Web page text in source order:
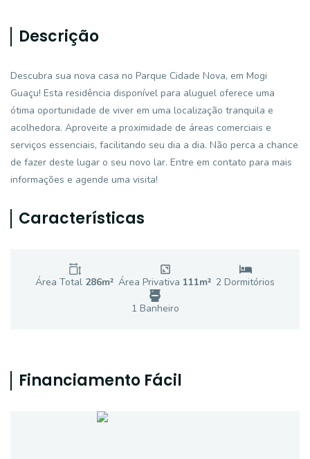
Descrição
Descubra sua nova casa no Parque Cidade Nova, em Mogi
Guaçu! Esta residência disponível para aluguel oferece uma
ótima oportunidade de viver em uma localização tranquila e
acolhedora. Aproveite a proximidade de áreas comerciais e
serviços essenciais, facilitando seu dia a dia. Não perca a chance
de fazer deste lugar o seu novo lar. Entre em contato para mais
informações e agende uma visita!
Características
Área Total 286m² Área Privativa 111m² 2 Dormitórios
1 Banheiro
Financiamento Fácil